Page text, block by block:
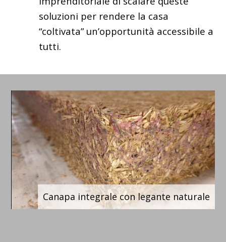
soluzioni per rendere la casa
“coltivata” un’opportunità accessibile a
tutti.
Canapa integrale con legante naturale